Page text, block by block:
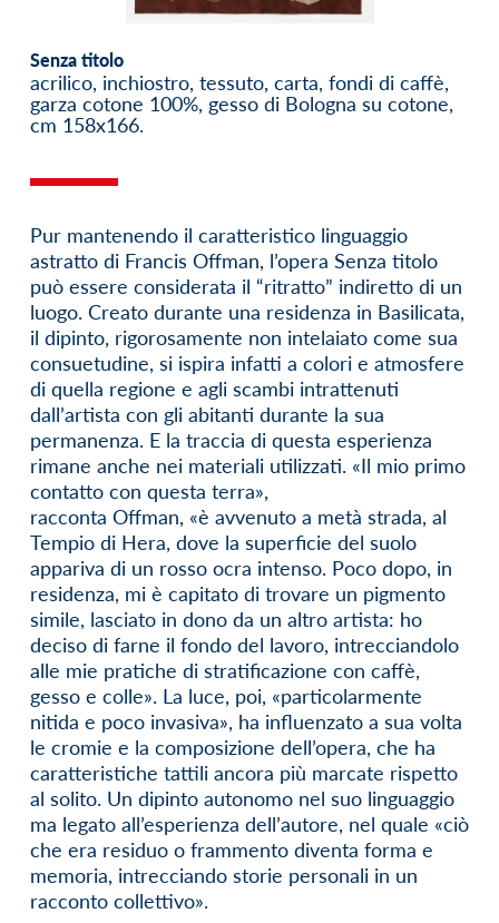
Pur mantenendo il caratteristico linguaggio
astratto di Francis Offman, l’opera Senza titolo
può essere considerata il “ritratto” indiretto di un
luogo. Creato durante una residenza in Basilicata,
il dipinto, rigorosamente non intelaiato come sua
consuetudine, si ispira infatti a colori e atmosfere
di quella regione e agli scambi intrattenuti
dall’artista con gli abitanti durante la sua
permanenza. E la traccia di questa esperienza
rimane anche nei materiali utilizzati. «Il mio primo
contatto con questa terra»,
racconta Offman, «è avvenuto a metà strada, al
Tempio di Hera, dove la superficie del suolo
appariva di un rosso ocra intenso. Poco dopo, in
residenza, mi è capitato di trovare un pigmento
simile, lasciato in dono da un altro artista: ho
deciso di farne il fondo del lavoro, intrecciandolo
alle mie pratiche di stratificazione con caffè,
gesso e colle». La luce, poi, «particolarmente
nitida e poco invasiva», ha influenzato a sua volta
le cromie e la composizione dell’opera, che ha
caratteristiche tattili ancora più marcate rispetto
al solito. Un dipinto autonomo nel suo linguaggio
ma legato all’esperienza dell’autore, nel quale «ciò
che era residuo o frammento diventa forma e
memoria, intrecciando storie personali in un
racconto collettivo».
Senza titolo
acrilico, inchiostro, tessuto, carta, fondi di caffè,
garza cotone 100%, gesso di Bologna su cotone,
cm 158x166.